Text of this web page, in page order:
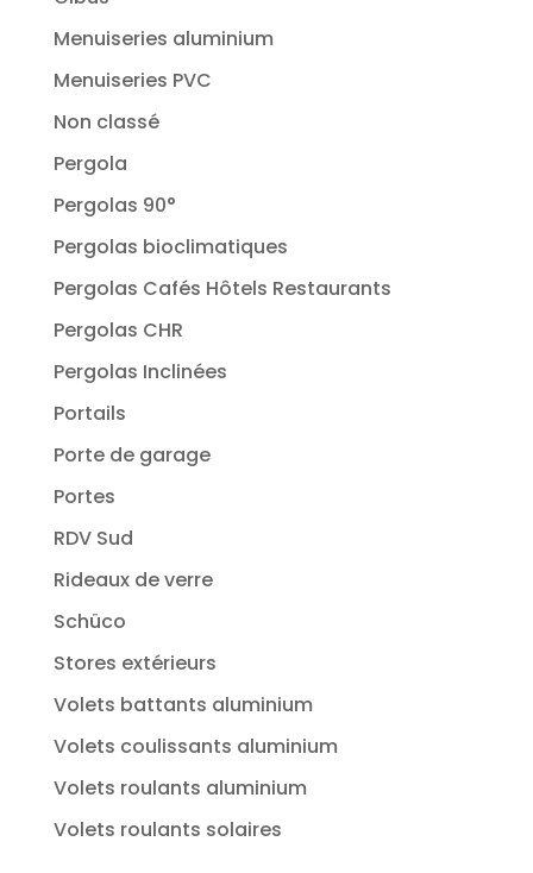
Menuiseries aluminium
Menuiseries PVC
Non classé
Pergola
Pergolas 90°
Pergolas bioclimatiques
Pergolas Cafés Hôtels Restaurants
Pergolas CHR
Pergolas Inclinées
Portails
Porte de garage
Portes
RDV Sud
Rideaux de verre
Schüco
Stores extérieurs
Volets battants aluminium
Volets coulissants aluminium
Volets roulants aluminium
Volets roulants solaires